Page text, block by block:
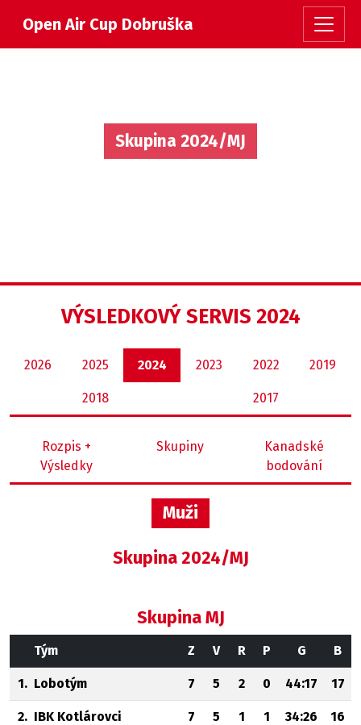
Open Air Cup Dobruška
Skupina 2024/MJ
VÝSLEDKOVÝ SERVIS 2024
2026 2025 2024 2023 2022 2019
2018 2017
Rozpis +
Výsledky
Skupiny
Kanadské
bodování
Muži
Skupina 2024/MJ
Skupina MJ
Tým Z V R P G B
1. Lobotým 7 5 2 0 44:17 17
2. IBK Kotlárovci 7 5 1 1 34:26 16